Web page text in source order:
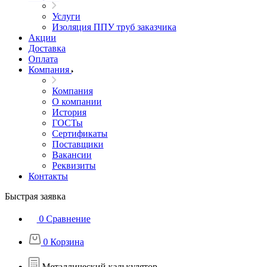
Услуги
Изоляция ППУ труб заказчика
Акции
Доставка
Оплата
Компания
Компания
О компании
История
ГОСТы
Сертификаты
Поставщики
Вакансии
Реквизиты
Контакты
Быстрая заявка
0 Сравнение
0 Корзина